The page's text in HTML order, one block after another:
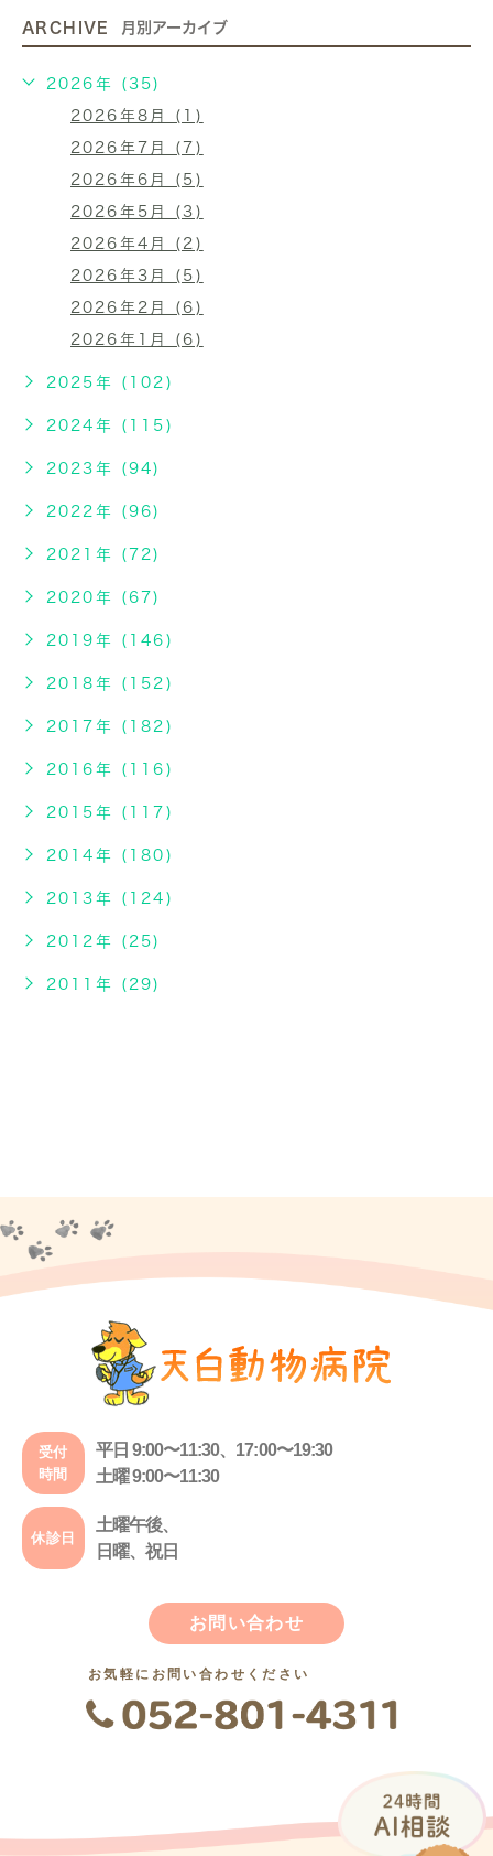
ARCHIVE 月別アーカイブ
2026年 (35)
2026年8月 (1)
2026年7月 (7)
2026年6月 (5)
2026年5月 (3)
2026年4月 (2)
2026年3月 (5)
2026年2月 (6)
2026年1月 (6)
2025年 (102)
2024年 (115)
2023年 (94)
2022年 (96)
2021年 (72)
2020年 (67)
2019年 (146)
2018年 (152)
2017年 (182)
2016年 (116)
2015年 (117)
2014年 (180)
2013年 (124)
2012年 (25)
2011年 (29)
受付
時間
平日 9:00〜11:30、17:00〜19:30
土曜 9:00〜11:30
休診日
土曜午後、
日曜、祝日
お問い合わせ
お気軽にお問い合わせください